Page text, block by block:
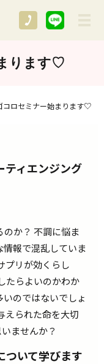
ります♡
コロセミナー始まります♡
ティエンジング
か？ 不調に悩ま
報で混乱していま
プリが効くらし
たらよいのかわか
のではないでしょ
えられた命を大切
ませんか？
ついて学びます